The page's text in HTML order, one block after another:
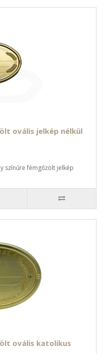
ovális jelkép nélkül
színűre fémgőzölt jelkép
ovális katolikus